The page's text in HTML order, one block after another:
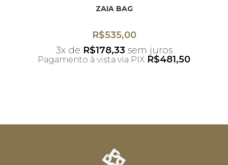
ZAIA BAG
R$535,00
3x de R$178,33 sem juros
Pagamento à vista via PIX R$481,50